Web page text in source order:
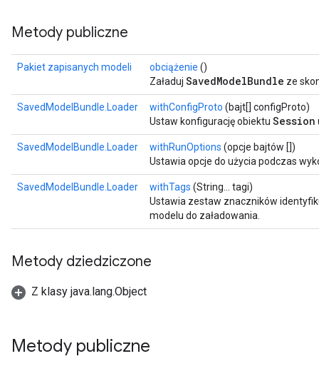
Metody publiczne
Pakiet zapisanych modeli obciążenie ()
Załaduj SavedModelBundle ze
SavedModelBundle.Loader withConfigProto (bajt[] configProto)
Ustaw konfigurację obiektu Session
SavedModelBundle.Loader withRunOptions (opcje bajtów [])
Ustawia opcje do użycia podczas
SavedModelBundle.Loader withTags (String... tagi)
Ustawia zestaw znaczników
modelu do załadowania.
Metody dziedziczone
Z klasy java.lang.Object
Metody publiczne